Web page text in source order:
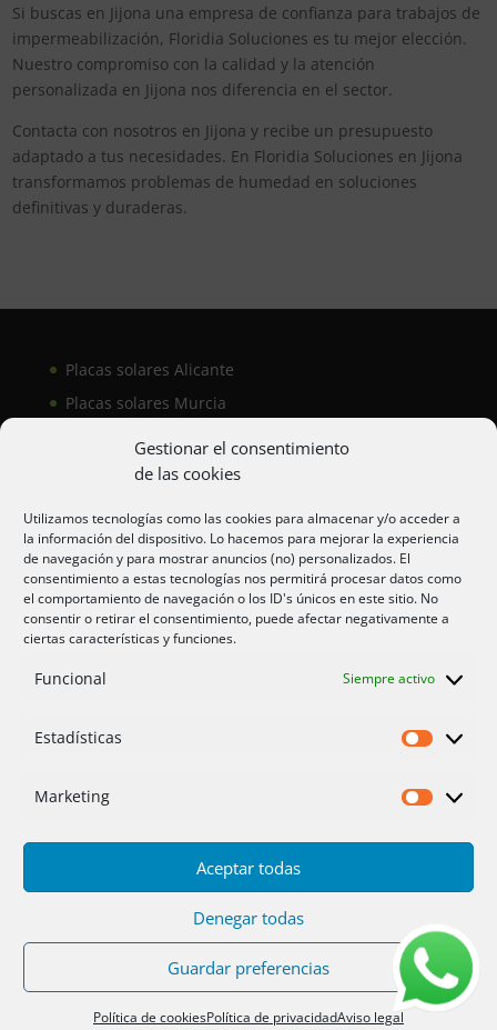
Gestionar el consentimiento
de las cookies
Utilizamos tecnologías como las cookies para almacenar y/o acceder a
la información del dispositivo. Lo hacemos para mejorar la experiencia
de navegación y para mostrar anuncios (no) personalizados. El
consentimiento a estas tecnologías nos permitirá procesar datos como
el comportamiento de navegación o los ID's únicos en este sitio. No
consentir o retirar el consentimiento, puede afectar negativamente a
ciertas características y funciones.
Funcional Siempre activo
Estadísticas
Marketing
Aceptar todas
Denegar todas
Guardar preferencias
Política de cookiesPolítica de privacidadAviso legal
Si buscas en Jijona una empresa de confianza para trabajos de
impermeabilización, Floridia Soluciones es tu mejor elección.
Nuestro compromiso con la calidad y la atención
personalizada en Jijona nos diferencia en el sector.
Contacta con nosotros en Jijona y recibe un presupuesto
adaptado a tus necesidades. En Floridia Soluciones en Jijona
transformamos problemas de humedad en soluciones
definitivas y duraderas.
Placas solares Alicante
Placas solares Murcia
Aire acondicionado Alicante
Aire acondicionador Murcia
Aire acondicionado San Juan
Privacidad
Servicios Fotos
Placas solares
Ofertas 2025/26 Contacto
DiseñoPC64| HostingDonCloud|Floridia
Soluciones